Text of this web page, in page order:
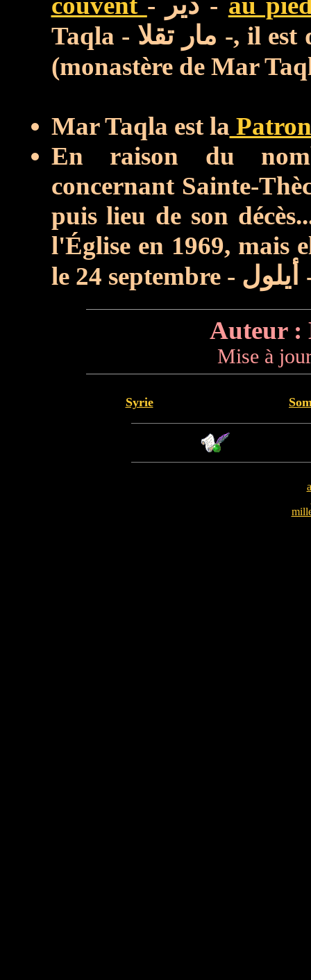
Taqla -
-, il est
(monastère de Mar
Mar Taqla est la
En raison du
concernant Sainte-
puis lieu de son
l'Église en 1969, mais
le 24 septembre -
Auteur :
Mise à
Syrie